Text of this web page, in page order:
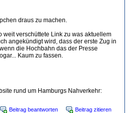
draus zu machen.
weit verschüttete Link zu was aktuellem
angekündigt wird, dass der erste Zug in
die Hochbahn das der Presse
Kaum zu fassen.
rund um Hamburgs Nahverkehr:
Beitrag beantworten Beitrag zitieren